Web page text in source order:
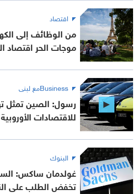
اقتصاد
من الوظائف إلى
موجات الحر اقتصاد
Businessمع لبنى
رسول: الصين تمثل
للاقتصادات الأوروبية
البنوك
غولدمان ساكس:
تخفض الطلب على